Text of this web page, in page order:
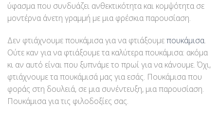
ύφασμα που συνδυάζει ανθεκτικότητα και κομψότητα σε
μοντέρνα άνετη γραμμή με μια φρέσκια παρουσίαση.
Δεν φτιάχνουμε πουκάμισα για να φτιάξουμεπουκάμισα.
Ούτε καν για να φτιάξουμε τα καλύτερα πουκάμισα: ακόμα
κι αν αυτό είναι που ξυπνάμε το πρωί για να κάνουμε. Όχι,
φτιάχνουμε τα πουκάμισά μας για εσάς. Πουκάμισα που
φοράς στη δουλειά, σε μια συνέντευξη, μια παρουσίαση.
Πουκάμισα για τις φιλοδοξίες σας.